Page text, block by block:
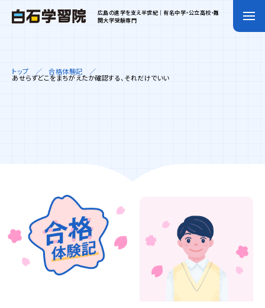
広島の進学を支え半世紀｜有名中学・公立高校・難
関大学受験専門
トップ 合格体験記
あせらずどこをまちがえたか確認する、それだけでいい